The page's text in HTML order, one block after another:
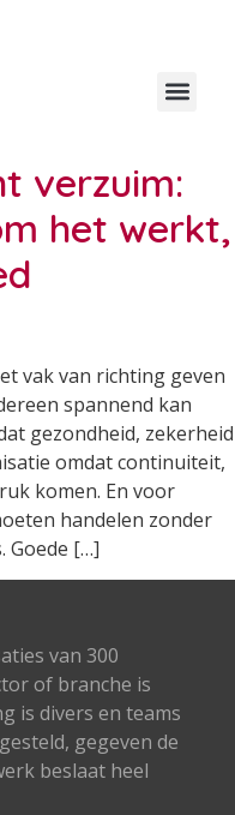
verzuim:
het werkt,
vak van richting geven
spannend kan
gezondheid, zekerheid
omdat continuiteit,
komen. En voor
handelen zonder
Goede […]
van 300
of branche is
is divers en teams
gegeven de
beslaat heel